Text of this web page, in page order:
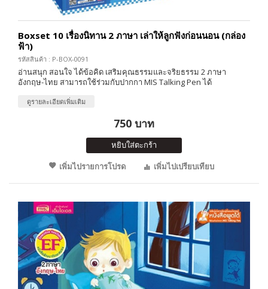
Boxset 10 เรื่องนิทาน 2 ภาษา เล่าให้ลูกฟังก่อนนอน (กล่อง
ฟ้า)
รหัสสินค้า : P-BOX-0091
อ่านสนุก สอนใจ ได้ข้อคิด เสริมคุณธรรมและจริยธรรม 2 ภาษา
อังกฤษ-ไทย สามารถใช้ร่วมกับปากกา MIS Talking Pen ได้
ดูรายละเอียดเพิ่มเติม
750 บาท
หยิบใส่ตะกร้า
เพิ่มไปรายการโปรด
เพิ่มไปเปรียบเทียบ